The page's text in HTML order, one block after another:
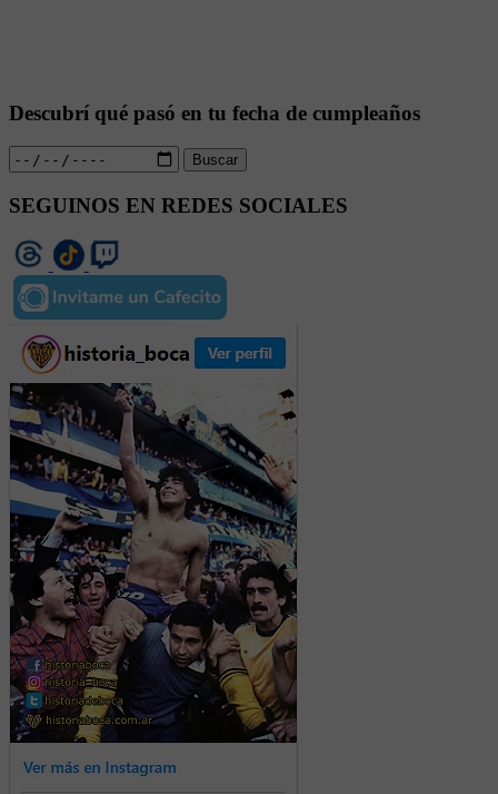
Descubrí qué pasó en tu fecha de cumpleaños
Buscar
SEGUINOS EN REDES SOCIALES